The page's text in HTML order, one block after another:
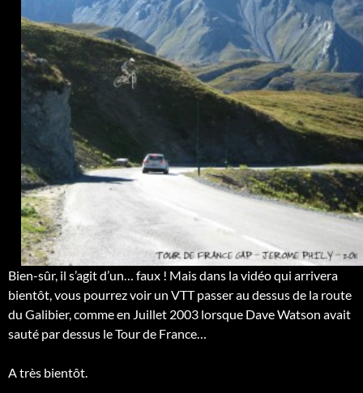
Bien-sûr, il s’agit d’un… faux ! Mais dans la vidéo qui arrivera
bientôt, vous pourrez voir un VTT passer au dessus de la route
du Galibier, comme en Juillet 2003 lorsque Dave Watson avait
sauté par dessus le Tour de France…
A très bientôt.